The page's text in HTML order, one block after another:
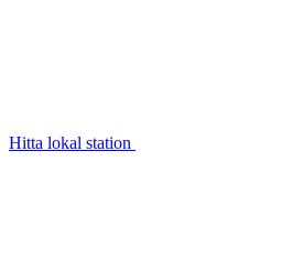
Hitta lokal station